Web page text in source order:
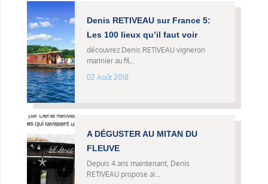
Denis RETIVEAU sur France 5:
Les 100 lieux qu’il faut voir
découvrez Denis RETIVEAU vigneron
marinier au fil...
02 Août 2018
A DÉGUSTER AU MITAN DU
FLEUVE
Depuis 4 ans maintenant, Denis
RETIVEAU propose ai...